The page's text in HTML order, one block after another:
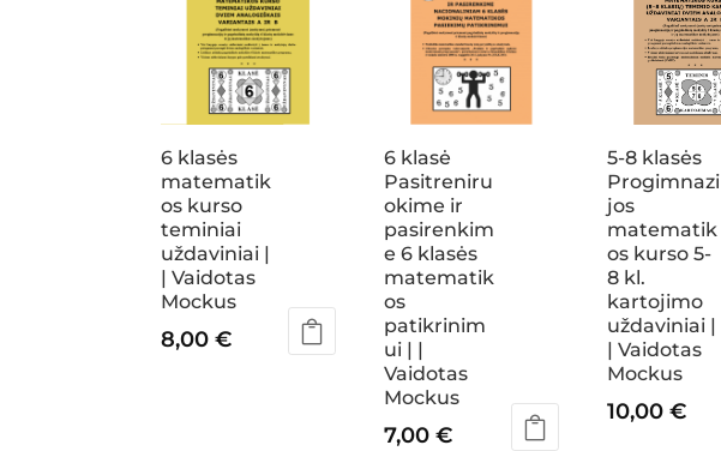
6 klasės
matematik
os kurso
teminiai
uždaviniai |
| Vaidotas
Mockus
8,00€
6 klasė
Pasitreniru
okime ir
pasirenkim
e 6 klasės
matematik
os
patikrinim
ui | |
Vaidotas
Mockus
7,00€
5-8 klasės
Progimnazi
jos
matematik
os kurso 5-
8 kl.
kartojimo
uždaviniai |
| Vaidotas
Mockus
10,00€